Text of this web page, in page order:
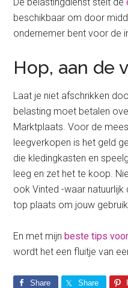
beschikbaar om door
ondernemer bent voor de
Hop, aan de
Laat je niet afschrikken
belasting moet betalen
Marktplaats. Voor de
leegverkopen is het geld
die kledingkasten en
leeg en zet het te koop.
ook Vinted -waar
top plaats om jouw
En met mijnbeste tips
wordt het een fluitje van
Share Share